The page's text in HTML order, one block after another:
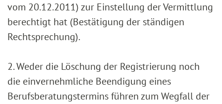
vom 20.12.2011) zur Einstellung der Vermittlung
berechtigt hat (Bestätigung der ständigen
Rechtsprechung).
2. Weder die Löschung der Registrierung noch
die einvernehmliche Beendigung eines
Berufsberatungstermins führen zum Wegfall der